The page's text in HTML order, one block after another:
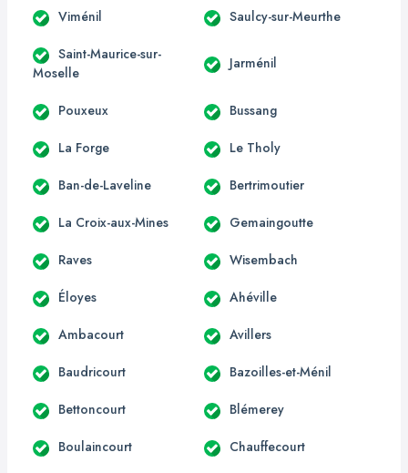
Viménil Saulcy-sur-Meurthe
Saint-Maurice-sur-
Moselle
Jarménil
Pouxeux Bussang
La Forge Le Tholy
Ban-de-Laveline Bertrimoutier
La Croix-aux-Mines Gemaingoutte
Raves Wisembach
Éloyes Ahéville
Ambacourt Avillers
Baudricourt Bazoilles-et-Ménil
Bettoncourt Blémerey
Boulaincourt Chauffecourt